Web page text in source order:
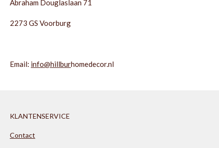
Abraham Douglaslaan 71
2273 GS Voorburg
Email: info@hillburhomedecor.nl
KLANTENSERVICE
Contact